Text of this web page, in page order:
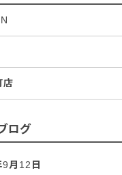
店
ログ
月12日